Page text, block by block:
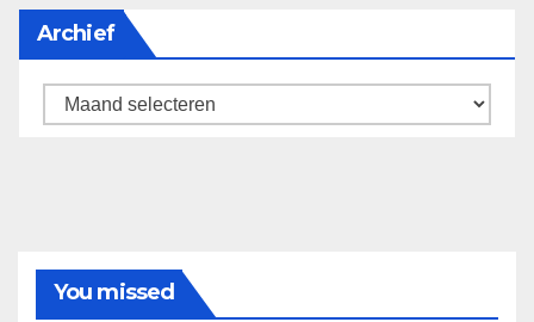
Archief
Archief
You missed